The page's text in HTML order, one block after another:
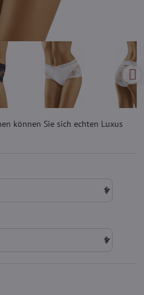
können Sie sich echten Luxus